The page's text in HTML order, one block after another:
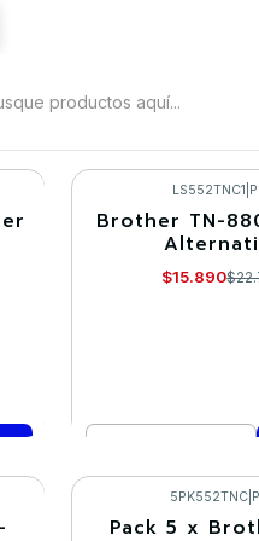
-30%
LS552TNC1
Brother TN-
$15.890
Comprar
-10%
5PK552TNC|
Pack 5 x